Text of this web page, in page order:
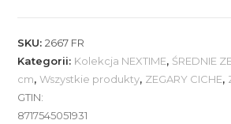
SKU:2667 FR
Kategorii: Kolekcja NEXTIME, ŚREDNIE
cm,Wszystkie produkty, ZEGARY CICHE,
GTIN:
8717545051931